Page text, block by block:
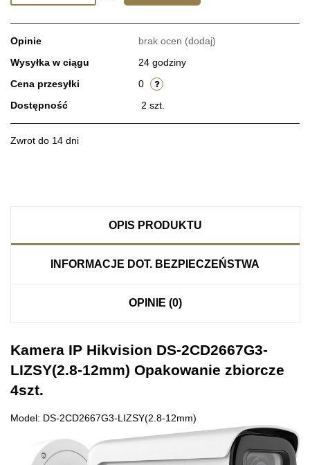
Opinie brak ocen (dodaj)
Wysyłka w ciągu
24 godziny
Cena przesyłki
0
Dostępność
2 szt.
Zwrot do 14 dni
OPIS PRODUKTU
INFORMACJE DOT. BEZPIECZEŃSTWA
OPINIE (0)
Kamera IP Hikvision DS-2CD2667G3-
LIZSY(2.8-12mm) Opakowanie zbiorcze
4szt.
Model: DS-2CD2667G3-LIZSY(2.8-12mm)